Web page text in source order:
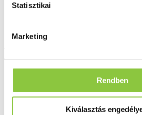
Statisztikai
Marketing
Rendben
Kiválasztás
Főoldal
mg 100 db